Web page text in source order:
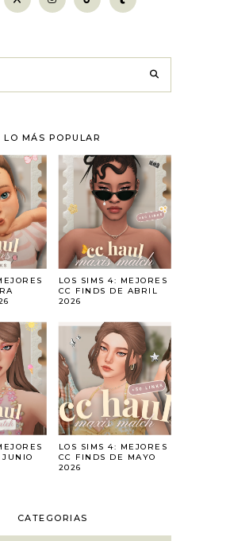
LO MÁS POPULAR
LOS SIMS 4: MEJORES
CC FINDS DE ABRIL
2026
LOS SIMS 4: MEJORES
CC FINDS DE MAYO
2026
CATEGORIAS